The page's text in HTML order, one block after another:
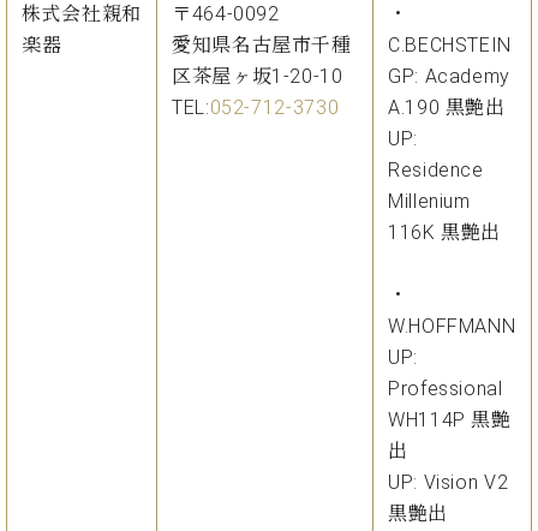
株式会社親和
楽器
〒464-0092
愛知県名古屋市千種
区茶屋ヶ坂1-20-10
TEL:052-712-3730
・
C.BECHSTEIN
GP: Academy
A.190 黒艶出
UP:
Residence
Millenium
116K 黒艶出
・
W.HOFFMANN
UP:
Professional
WH114P 黒艶
出
UP: Vision V2
黒艶出